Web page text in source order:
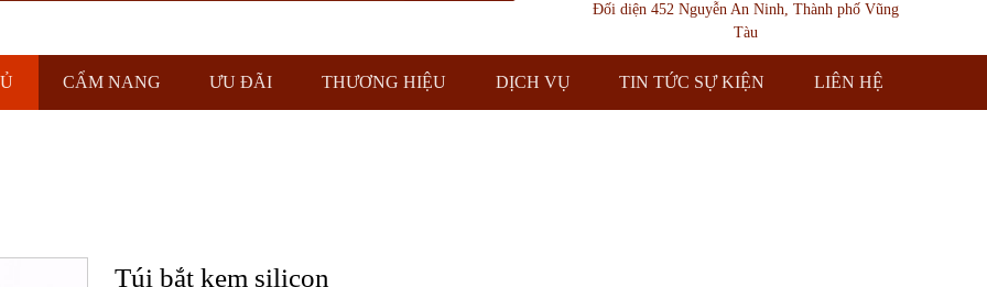
Đối diện 452 Nguyễn An Ninh, Thành phố Vũng
Tàu
CẨM NANG ƯU ĐÃI THƯƠNG HIỆU DỊCH VỤ TIN TỨC SỰ KIỆN LIÊN HỆ
Túi bắt kem silicon